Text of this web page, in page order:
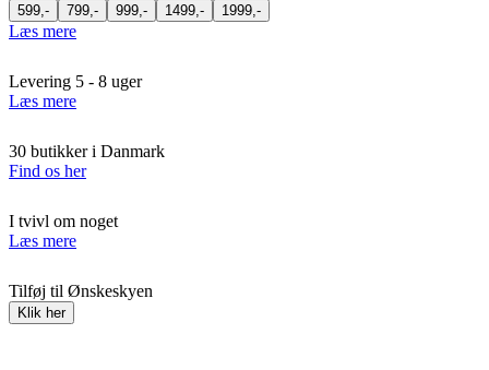
599,-
799,- 999,- 1499,- 1999,-
Læs mere
Levering 5 - 8 uger
Læs mere
30 butikker i Danmark
Find os her
I tvivl om noget
Læs mere
Tilføj til Ønskeskyen
Klik her